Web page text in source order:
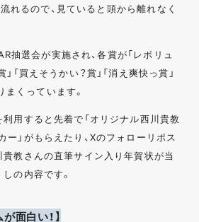
れるので、見ていると頭から離れなく
抽選会が実施され、各賞が「レボリュ
「買えそうかい？賞」「消え爽快っ賞」
くっています。
利用すると先着で「オリジナル西川貴教
ー」がもらえたり、Xのフォローリポス
貴教さんの直筆サイン入り年賀状が当
の内容です。
面白い！】